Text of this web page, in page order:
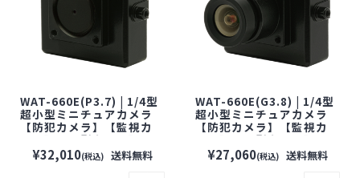
WAT-660E(P3.7) | 1/4型
超小型ミニチュアカメラ
【防犯カメラ】【監視カ
メラ】【小型カメラ】
【セキュリティーカメラ】
【WATEC】【ワテック】
¥32,010(税込) 送料無料
WAT-660E(G3.8) | 1/4型
超小型ミニチュアカメラ
【防犯カメラ】【監視カ
メラ】【小型カメラ】
【セキュリティーカメラ】
【WATEC】【ワテック】
¥27,060(税込) 送料無料